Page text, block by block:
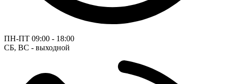
ПН-ПТ 09:00 - 18:00
СБ, ВС - выходной